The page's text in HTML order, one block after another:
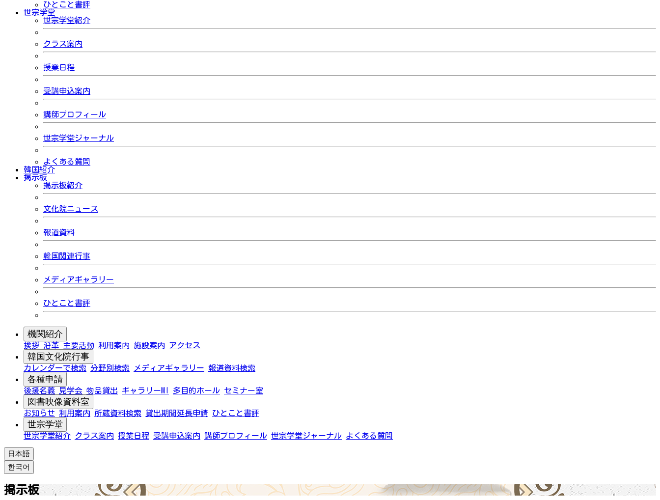
ひとこと書評
世宗学堂
世宗学堂紹介
クラス案内
授業日程
受講申込案内
講師プロフィール
世宗学堂ジャーナル
よくある質問
韓国紹介
掲示板
掲示板紹介
文化院ニュース
報道資料
韓国関連行事
メディアギャラリー
ひとこと書評
機関紹介
挨拶 沿革 主要活動 利用案内 施設案内 アクセス
韓国文化院行事
カレンダーで検索 分野別検索 メディアギャラリー 報道資料検索
各種申請
後援名義 見学会 物品貸出 ギャラリーMI 多目的ホール セミナー室
図書映像資料室
お知らせ 利用案内 所蔵資料検索 貸出期間延長申請 ひとこと書評
世宗学堂
世宗学堂紹介 クラス案内 授業日程 受講申込案内 講師プロフィール 世宗学堂ジャーナル よくある質問
日本語
한국어
掲示板